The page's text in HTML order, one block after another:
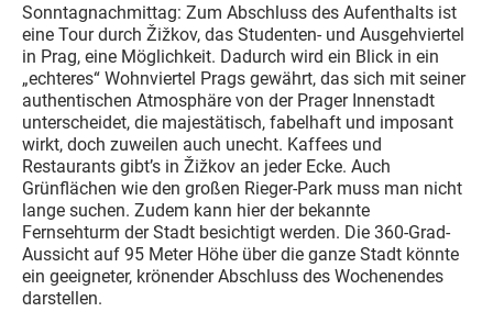
Sonntagnachmittag: Zum Abschluss des Aufenthalts ist
eine Tour durch Žižkov, das Studenten- und Ausgehviertel
in Prag, eine Möglichkeit. Dadurch wird ein Blick in ein
„echteres“ Wohnviertel Prags gewährt, das sich mit seiner
authentischen Atmosphäre von der Prager Innenstadt
unterscheidet, die majestätisch, fabelhaft und imposant
wirkt, doch zuweilen auch unecht. Kaffees und
Restaurants gibt’s in Žižkov an jeder Ecke. Auch
Grünflächen wie den großen Rieger-Park muss man nicht
lange suchen. Zudem kann hier der bekannte
Fernsehturm der Stadt besichtigt werden. Die 360-Grad-
Aussicht auf 95 Meter Höhe über die ganze Stadt könnte
ein geeigneter, krönender Abschluss des Wochenendes
darstellen.